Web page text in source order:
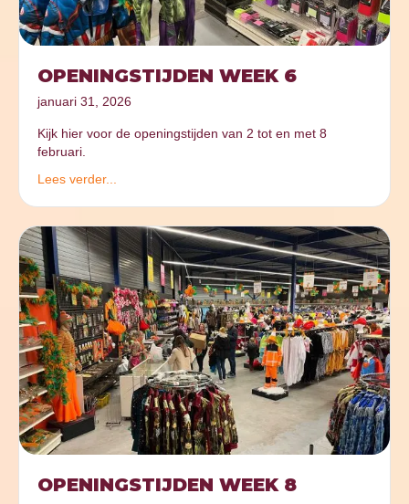
OPENINGSTIJDEN WEEK 6
januari 31, 2026
Kijk hier voor de openingstijden van 2 tot en met 8
februari.
Lees verder...
OPENINGSTIJDEN WEEK 8